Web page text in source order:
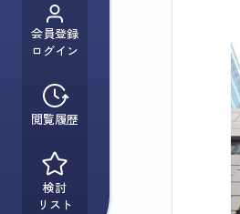
会員登録
ログイン
閲覧履歴
検討
リスト